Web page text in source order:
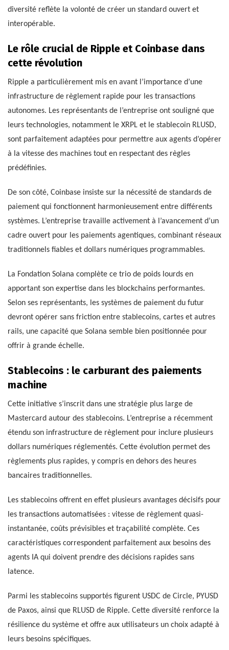
diversité reflète la volonté de créer un standard ouvert et
interopérable.
Le rôle crucial de Ripple et Coinbase dans
cette révolution
Ripple a particulièrement mis en avant l’importance d’une
infrastructure de règlement rapide pour les transactions
autonomes. Les représentants de l’entreprise ont souligné que
leurs technologies, notamment le XRPL et le stablecoin RLUSD,
sont parfaitement adaptées pour permettre aux agents d’opérer
à la vitesse des machines tout en respectant des règles
prédéfinies.
De son côté, Coinbase insiste sur la nécessité de standards de
paiement qui fonctionnent harmonieusement entre différents
systèmes. L’entreprise travaille activement à l’avancement d’un
cadre ouvert pour les paiements agentiques, combinant réseaux
traditionnels fiables et dollars numériques programmables.
La Fondation Solana complète ce trio de poids lourds en
apportant son expertise dans les blockchains performantes.
Selon ses représentants, les systèmes de paiement du futur
devront opérer sans friction entre stablecoins, cartes et autres
rails, une capacité que Solana semble bien positionnée pour
offrir à grande échelle.
Stablecoins : le carburant des paiements
machine
Cette initiative s’inscrit dans une stratégie plus large de
Mastercard autour des stablecoins. L’entreprise a récemment
étendu son infrastructure de règlement pour inclure plusieurs
dollars numériques réglementés. Cette évolution permet des
règlements plus rapides, y compris en dehors des heures
bancaires traditionnelles.
Les stablecoins offrent en effet plusieurs avantages décisifs pour
les transactions automatisées : vitesse de règlement quasi-
instantanée, coûts prévisibles et traçabilité complète. Ces
caractéristiques correspondent parfaitement aux besoins des
agents IA qui doivent prendre des décisions rapides sans
latence.
Parmi les stablecoins supportés figurent USDC de Circle, PYUSD
de Paxos, ainsi que RLUSD de Ripple. Cette diversité renforce la
résilience du système et offre aux utilisateurs un choix adapté à
leurs besoins spécifiques.